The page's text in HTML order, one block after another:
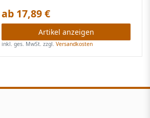
ab 17,89 €
Artikel anzeigen
inkl. ges. MwSt. zzgl.Versandkosten